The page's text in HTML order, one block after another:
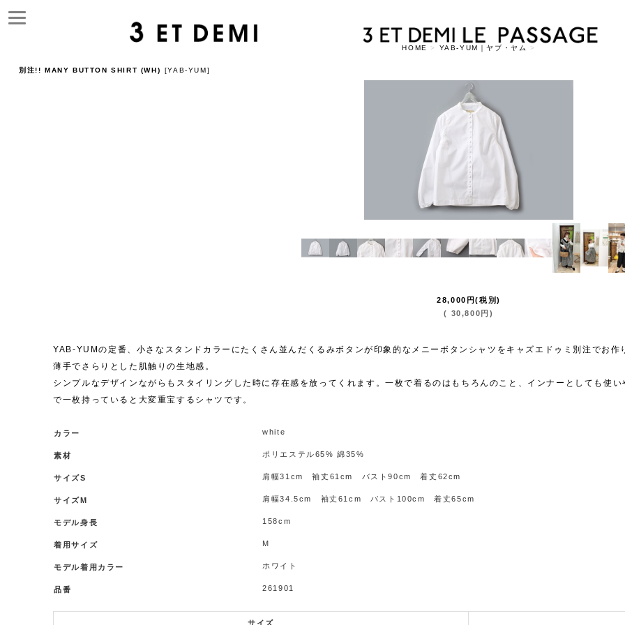
HOME > YAB-YUM｜ヤブ・ヤム >
別注!! MANY BUTTON SHIRT (WH) [YAB-YUM]
28,000 円(税別)
( 30,800 円 )
YAB-YUMの定番、小さなスタンドカラーにたくさん並んだくるみボタンが印象的なメニーボタンシャツをキャズエドゥミ別注でお作
薄手でさらりとした肌触りの生地感。
シンプルなデザインながらもスタイリングした時に存在感を放ってくれます。一枚で着るのはもちろんのこと、インナーとしても使
で一枚持っていると大変重宝するシャツです。
カラー white
素材 ポリエステル65% 綿35%
サイズS 肩幅31cm 袖丈61cm バスト90cm 着丈62cm
サイズM 肩幅34.5cm 袖丈61cm バスト100cm 着丈65cm
モデル身長 158cm
着用サイズ M
モデル着用カラー ホワイト
品番 261901
サイズ